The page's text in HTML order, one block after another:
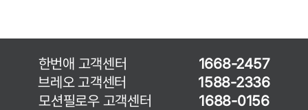
한번애 고객센터
1668-2457
브레오 고객센터
1588-2336
모션필로우 고객센터
1688-0156